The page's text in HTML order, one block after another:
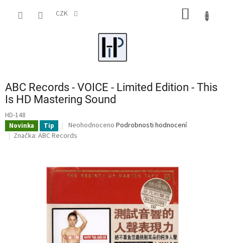
CZK
ABC Records - VOICE - Limited Edition - This
Is HD Mastering Sound
HD-148
Novinka Tip
Průměrné
hodnocení
z
Neohodnoceno Podrobnosti hodnocení
Značka: ABC Records